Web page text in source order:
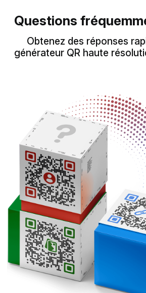
Questions
Obtenez des réponses
générateur QR haute